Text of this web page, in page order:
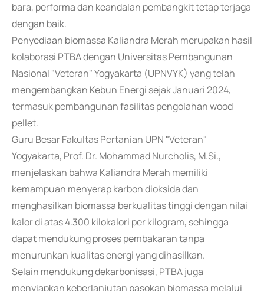
bara, performa dan keandalan pembangkit tetap terjaga
dengan baik.
Penyediaan biomassa Kaliandra Merah merupakan hasil
kolaborasi PTBA dengan Universitas Pembangunan
Nasional "Veteran" Yogyakarta (UPNVYK) yang telah
mengembangkan Kebun Energi sejak Januari 2024,
termasuk pembangunan fasilitas pengolahan wood
pellet.
Guru Besar Fakultas Pertanian UPN "Veteran"
Yogyakarta, Prof. Dr. Mohammad Nurcholis, M.Si.,
menjelaskan bahwa Kaliandra Merah memiliki
kemampuan menyerap karbon dioksida dan
menghasilkan biomassa berkualitas tinggi dengan nilai
kalor di atas 4.300 kilokalori per kilogram, sehingga
dapat mendukung proses pembakaran tanpa
menurunkan kualitas energi yang dihasilkan.
Selain mendukung dekarbonisasi, PTBA juga
menyiapkan keberlanjutan pasokan biomassa melalui